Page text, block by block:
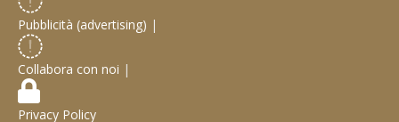
Pubblicità (advertising) |
Collabora con noi |
Privacy Policy